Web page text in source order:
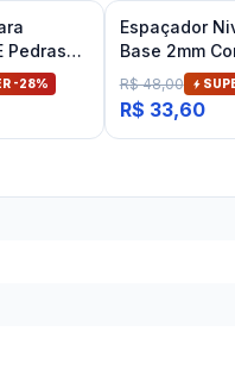
Pedras
Interno
-28%
Espaçador
Base 2mm
Fit
R$ 48,00
R$ 33,60